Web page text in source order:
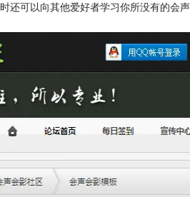
还可以向其他爱好者学习你所没有的会声